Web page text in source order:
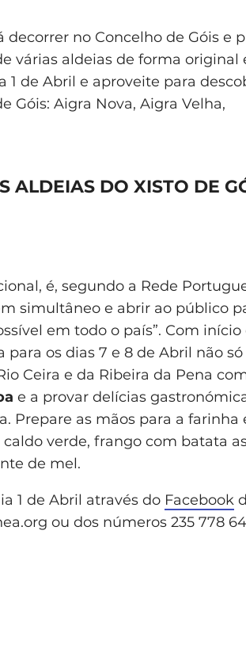
decorrer no Concelho de Góis e
várias aldeias de forma original
1 de Abril e aproveite para
Góis: Aigra Nova, Aigra Velha,
ALDEIAS DO XISTO DE
é, segundo a Rede
simultâneo e abrir ao público
em todo o país”. Com início
os dias 7 e 8 de Abril não só
Ceira e da Ribeira da Pena
e a provar delícias
Prepare as mãos para a farinha
verde, frango com batata
de mel.
1 de Abril através do Facebook
ou dos números 235 778